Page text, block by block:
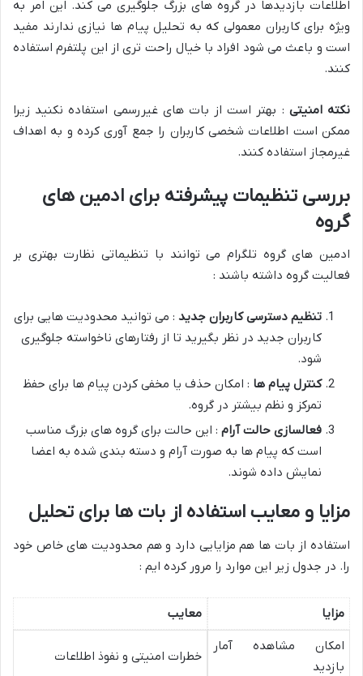
اطلاعات بازدیدها در گروه های بزرگ جلوگیری می کند. این امر به
ویژه برای کاربران معمولی که به تحلیل پیام ها نیازی ندارند مفید
است و باعث می شود افراد با خیال راحت تری از این پلتفرم استفاده
کنند.
نکته امنیتی : بهتر است از بات های غیررسمی استفاده نکنید زیرا
ممکن است اطلاعات شخصی کاربران را جمع آوری کرده و به اهداف
غیرمجاز استفاده کنند.
بررسی تنظیمات پیشرفته برای ادمین های
گروه
ادمین های گروه تلگرام می توانند با تنظیماتی نظارت بهتری بر
فعالیت گروه داشته باشند :
تنظیم دسترسی کاربران جدید : می توانید محدودیت هایی برای
کاربران جدید در نظر بگیرید تا از رفتارهای ناخواسته جلوگیری
شود.
کنترل پیام ها : امکان حذف یا مخفی کردن پیام ها برای حفظ
تمرکز و نظم بیشتر در گروه.
فعالسازی حالت آرام : این حالت برای گروه های بزرگ مناسب
است که پیام ها به صورت آرام و دسته بندی شده به اعضا
نمایش داده شوند.
مزایا و معایب استفاده از بات ها برای تحلیل
استفاده از بات ها هم مزایایی دارد و هم محدودیت های خاص خود
را. در جدول زیر این موارد را مرور کرده ایم :
مزایا
معایب
امکان مشاهده آمار
بازدید
خطرات امنیتی و نفوذ اطلاعات